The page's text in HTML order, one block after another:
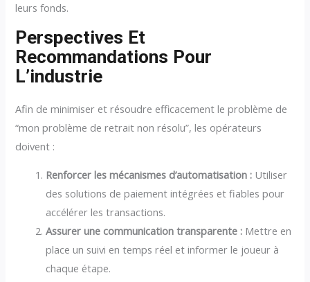
leurs fonds.
Perspectives Et
Recommandations Pour
L’industrie
Afin de minimiser et résoudre efficacement le problème de
“mon problème de retrait non résolu”, les opérateurs
doivent :
Renforcer les mécanismes d’automatisation : Utiliser
des solutions de paiement intégrées et fiables pour
accélérer les transactions.
Assurer une communication transparente : Mettre en
place un suivi en temps réel et informer le joueur à
chaque étape.